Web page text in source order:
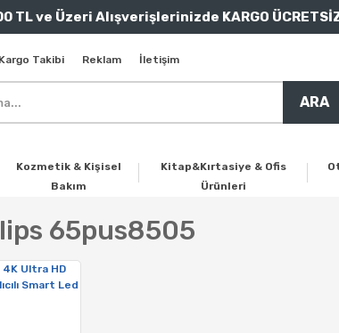
TL ve Üzeri Alışverişlerinizde KARGO
Kargo Takibi Reklam İletişim
ARA
Kozmetik & Kişisel
Bakım
Kitap&Kırtasiye & Ofis
Ürünleri
65pus8505